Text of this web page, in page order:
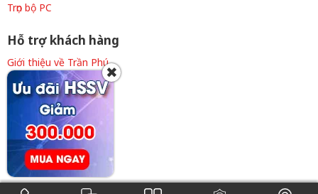
Trọn bộ PC
Hỗ trợ khách hàng
Giới thiệu về Trần Phú
Thông tin tuyển dụng
Liên hệ cửa hàng
Chính sách thanh toán
Chính sách giao hàng
Chính sách bảo hành
Điều khoản sử dụng
0908.101.535 0938.101.535
✖